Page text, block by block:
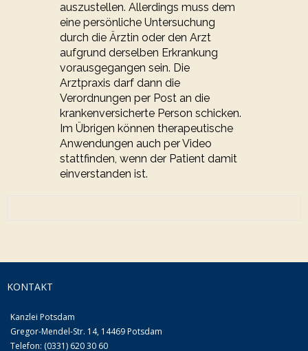
auszustellen. Allerdings muss dem
eine persönliche Untersuchung
durch die Ärztin oder den Arzt
aufgrund derselben Erkrankung
vorausgegangen sein. Die
Arztpraxis darf dann die
Verordnungen per Post an die
krankenversicherte Person schicken.
Im Übrigen können therapeutische
Anwendungen auch per Video
stattfinden, wenn der Patient damit
einverstanden ist.
KONTAKT
Kanzlei Potsdam
Gregor-Mendel-Str. 14, 14469 Potsdam
Telefon: (0331) 620 30 60